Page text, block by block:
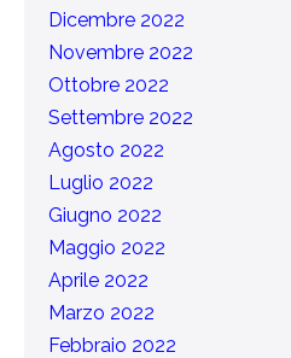
Dicembre 2022
Novembre 2022
Ottobre 2022
Settembre 2022
Agosto 2022
Luglio 2022
Giugno 2022
Maggio 2022
Aprile 2022
Marzo 2022
Febbraio 2022